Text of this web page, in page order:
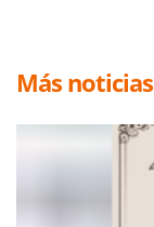
Más noticias